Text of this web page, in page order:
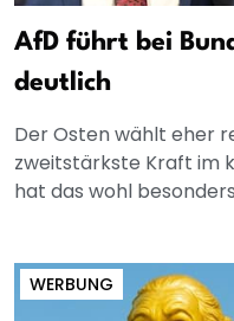
AfD führt bei
deutlich
Der Osten wählt eher
zweitstärkste Kraft im
hat das wohl
WERBUNG